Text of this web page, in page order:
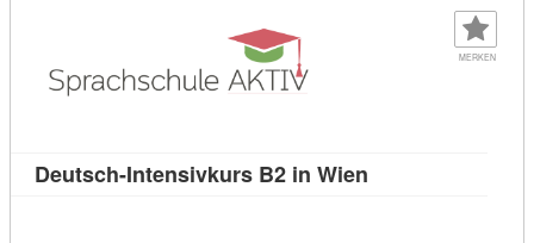
MERKEN
Deutsch-Intensivkurs B2 in Wien